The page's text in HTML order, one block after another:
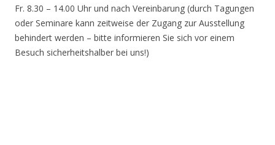
Fr. 8.30 – 14.00 Uhr und nach Vereinbarung (durch Tagungen
oder Seminare kann zeitweise der Zugang zur Ausstellung
behindert werden – bitte informieren Sie sich vor einem
Besuch sicherheitshalber bei uns!)